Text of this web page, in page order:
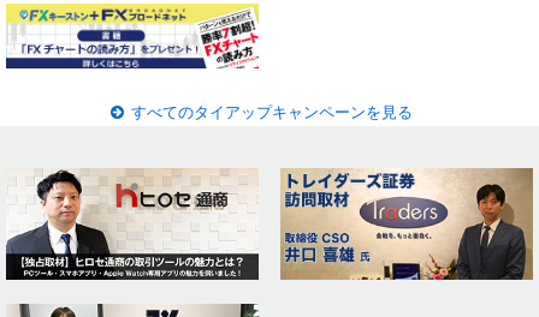
すべてのタイアップキャンペーンを見る